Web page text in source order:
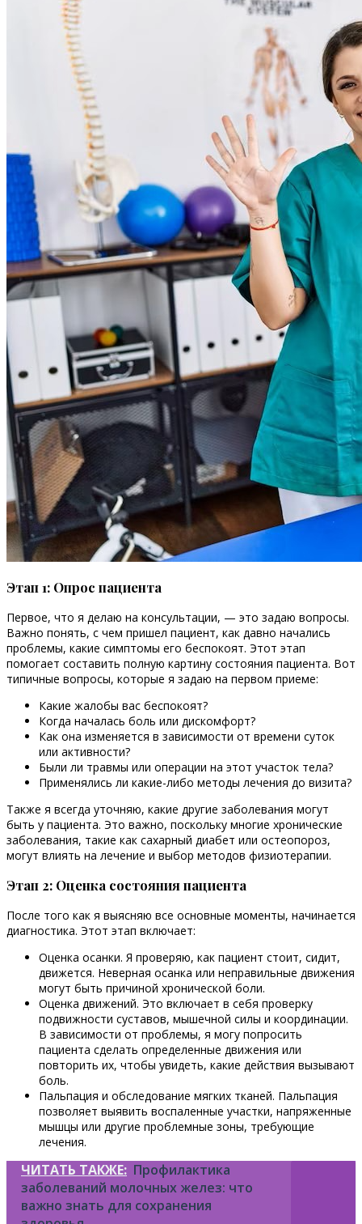
Этап 1: Опрос пациента
Первое, что я делаю на консультации, — это задаю вопросы.
Важно понять, с чем пришел пациент, как давно начались
проблемы, какие симптомы его беспокоят. Этот этап
помогает составить полную картину состояния пациента. Вот
типичные вопросы, которые я задаю на первом приеме:
Какие жалобы вас беспокоят?
Когда началась боль или дискомфорт?
Как она изменяется в зависимости от времени суток
или активности?
Были ли травмы или операции на этот участок тела?
Применялись ли какие-либо методы лечения до визита?
Также я всегда уточняю, какие другие заболевания могут
быть у пациента. Это важно, поскольку многие хронические
заболевания, такие как сахарный диабет или остеопороз,
могут влиять на лечение и выбор методов физиотерапии.
Этап 2: Оценка состояния пациента
После того как я выясняю все основные моменты, начинается
диагностика. Этот этап включает:
Оценка осанки. Я проверяю, как пациент стоит, сидит,
движется. Неверная осанка или неправильные движения
могут быть причиной хронической боли.
Оценка движений. Это включает в себя проверку
подвижности суставов, мышечной силы и координации.
В зависимости от проблемы, я могу попросить
пациента сделать определенные движения или
повторить их, чтобы увидеть, какие действия вызывают
боль.
Пальпация и обследование мягких тканей. Пальпация
позволяет выявить воспаленные участки, напряженные
мышцы или другие проблемные зоны, требующие
лечения.
ЧИТАТЬ ТАКЖЕ: Профилактика
заболеваний молочных желез: что
важно знать для сохранения